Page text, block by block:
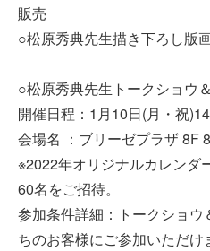
販売
○松原秀典先生描き下ろし版
○松原秀典先生トークショウ
開催日程：1月10日(月・祝
会場名 ：ブリーゼプラザ 8F
※2022年オリジナルカレンダ
60名をご招待。
参加条件詳細：トークショ
ちのお客様にご参加いただけ